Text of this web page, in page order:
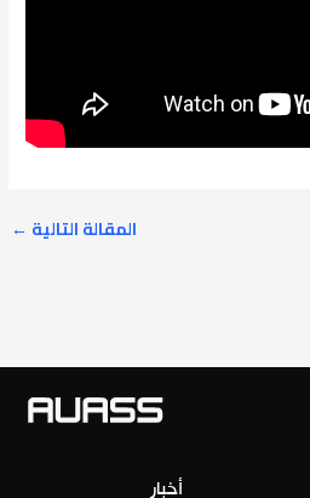
المقالة التالية ←
أخبار